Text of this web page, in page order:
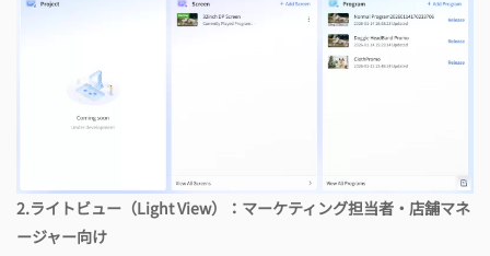
2.ライトビュー（Light View）：マーケティング担当者 ・ 店舗マネ
ージャー向け